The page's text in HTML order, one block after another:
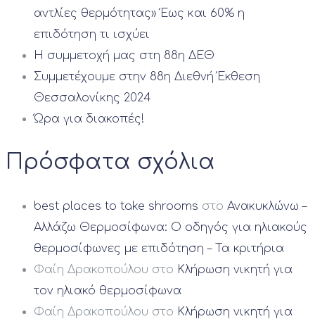
αντλίες θερμότητας» Έως και 60% η
επιδότηση τι ισχύει
Η συμμετοχή μας στη 88η ΔΕΘ
Συμμετέχουμε στην 88η Διεθνή Έκθεση
Θεσσαλονίκης 2024
Ώρα για διακοπές!
Πρόσφατα σχόλια
best places to take shrooms στο Ανακυκλώνω –
Aλλάζω Θερμοσίφωνα: Ο οδηγός για ηλιακούς
θερμοσίφωνες με επιδότηση – Τα κριτήρια
Φαίη Δρακοπούλου στο Κλήρωση νικητή για
τον ηλιακό θερμοσίφωνα
Φαίη Δρακοπούλου στο Κλήρωση νικητή για